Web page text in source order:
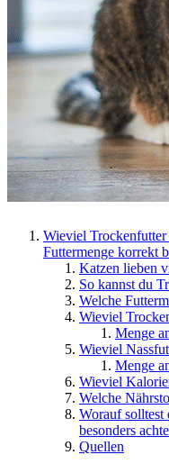
Wieviel
Futtermenge korrekt
Katzen lieben
So kannst du
Welche
Wieviel
Menge
Wieviel
Menge
Wieviel
Welche
Worauf solltest
besonders
Quellen